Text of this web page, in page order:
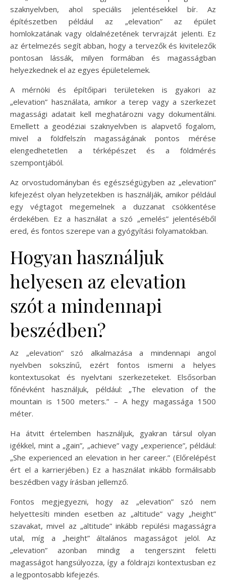
szaknyelvben, ahol speciális jelentésekkel bír. Az
építészetben például az „elevation” az épület
homlokzatának vagy oldalnézetének tervrajzát jelenti. Ez
az értelmezés segít abban, hogy a tervezők és kivitelezők
pontosan lássák, milyen formában és magasságban
helyezkednek el az egyes épületelemek.
A mérnöki és építőipari területeken is gyakori az
„elevation” használata, amikor a terep vagy a szerkezet
magassági adatait kell meghatározni vagy dokumentálni.
Emellett a geodéziai szaknyelvben is alapvető fogalom,
mivel a földfelszín magasságának pontos mérése
elengedhetetlen a térképészet és a földmérés
szempontjából.
Az orvostudományban és egészségügyben az „elevation”
kifejezést olyan helyzetekben is használják, amikor például
egy végtagot megemelnek a duzzanat csökkentése
érdekében. Ez a használat a szó „emelés” jelentéséből
ered, és fontos szerepe van a gyógyítási folyamatokban.
Hogyan használjuk
helyesen az elevation
szót a mindennapi
beszédben?
Az „elevation” szó alkalmazása a mindennapi angol
nyelvben sokszínű, ezért fontos ismerni a helyes
kontextusokat és nyelvtani szerkezeteket. Elsősorban
főnévként használjuk, például: „The elevation of the
mountain is 1500 meters.” – A hegy magassága 1500
méter.
Ha átvitt értelemben használjuk, gyakran társul olyan
igékkel, mint a „gain”, „achieve” vagy „experience”, például:
„She experienced an elevation in her career.” (Előrelépést
ért el a karrierjében.) Ez a használat inkább formálisabb
beszédben vagy írásban jellemző.
Fontos megjegyezni, hogy az „elevation” szó nem
helyettesíti minden esetben az „altitude” vagy „height”
szavakat, mivel az „altitude” inkább repülési magasságra
utal, míg a „height” általános magasságot jelöl. Az
„elevation” azonban mindig a tengerszint feletti
magasságot hangsúlyozza, így a földrajzi kontextusban ez
a legpontosabb kifejezés.